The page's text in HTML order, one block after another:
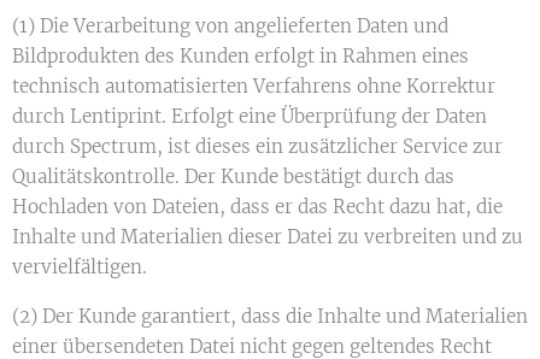
(1) Die Verarbeitung von angelieferten Daten und
Bildprodukten des Kunden erfolgt in Rahmen eines
technisch automatisierten Verfahrens ohne Korrektur
durch Lentiprint. Erfolgt eine Überprüfung der Daten
durch Spectrum, ist dieses ein zusätzlicher Service zur
Qualitätskontrolle. Der Kunde bestätigt durch das
Hochladen von Dateien, dass er das Recht dazu hat, die
Inhalte und Materialien dieser Datei zu verbreiten und zu
vervielfältigen.
(2) Der Kunde garantiert, dass die Inhalte und Materialien
einer übersendeten Datei nicht gegen geltendes Recht